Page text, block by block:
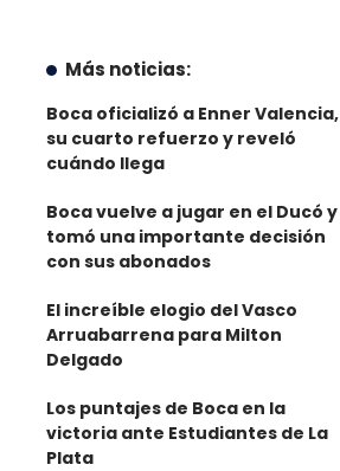
Más noticias:
Boca oficializó a Enner Valencia,
su cuarto refuerzo y reveló
cuándo llega
Boca vuelve a jugar en el Ducó y
tomó una importante decisión
con sus abonados
El increíble elogio del Vasco
Arruabarrena para Milton
Delgado
Los puntajes de Boca en la
victoria ante Estudiantes de La
Plata